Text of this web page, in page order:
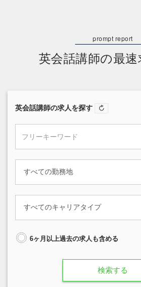
英会話講師の最速
英会話講師の求人を探す
6ヶ月以上過去の求人も含める
検索する